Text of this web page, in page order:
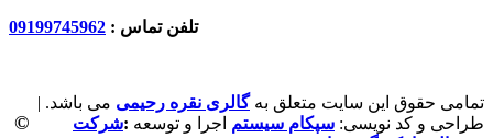
تلفن تماس : 09199745962
©
تمامی حقوق این سایت متعلق بهگالری نقره رحیمی می باشد. |
طراحی و کد نویسی: سپکام سیستم اجرا و توسعه :شرکت